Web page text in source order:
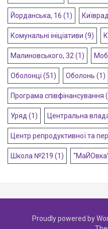
Йорданська, 16 (1)
Комунальні ініціативи (9)
Малиновського, 32 (1)
Оболонці (51) Оболонь (1)
Програма співфінансування
Уряд (1) Центральна
Центр репродуктивної та
Школа №219 (1)
Proudly powered by